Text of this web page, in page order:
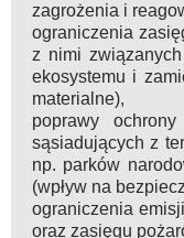
zagrożenia i
ograniczenia
z nimi
ekosystemu i
materialne),
poprawy
sąsiadujących z
np. parków
(wpływ na
ograniczenia
oraz zasięgu